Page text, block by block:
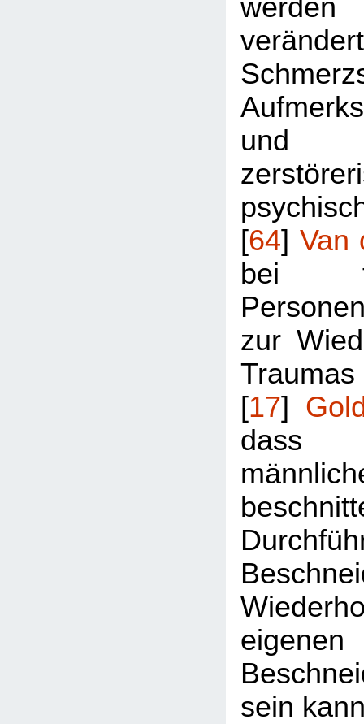
und
[64] Van
bei
zur
[17]
dass
eigenen
sein